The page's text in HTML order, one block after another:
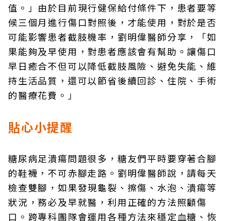
值。」由於目前現行健保給付條件下，患者要等
候三個月進行傷口對照後，才能使用，對於是否
可能影響患者截肢機率，劉明偉醫師分享，「如
果能夠及早使用，對患者應該會有幫助。讓傷口
早日癒合不但可以降低截肢風險、避免失能、維
持生活品質，還可以節省後續回診、住院、手術
的醫療花費。」
貼心小提醒
糖尿病足潰瘍問題很多，糖友們平時要穿著合腳
的鞋襪，不可赤腳走路。劉明偉醫師說，請每天
檢查雙腳，如果發現龜裂、擦傷、水泡、潰瘍等
狀況，務必及早就醫，利用正確的方法照顧傷
口。跨專科團隊會運用各種方法來穩定血糖、恢